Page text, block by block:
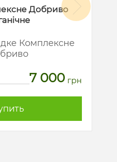
Добриво
Комплексне
7 000 грн